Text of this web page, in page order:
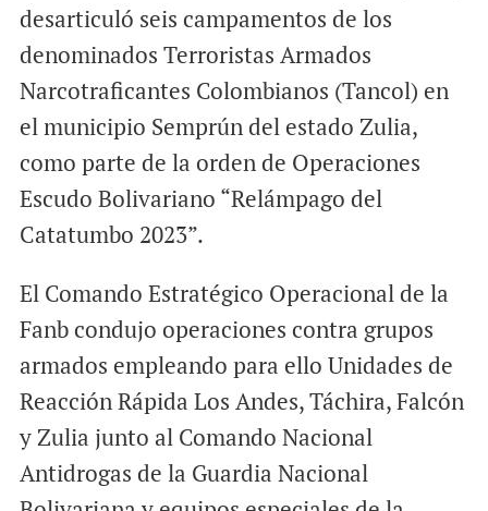
desarticuló seis campamentos de los
denominados Terroristas Armados
Narcotraficantes Colombianos (Tancol) en
el municipio Semprún del estado Zulia,
como parte de la orden de Operaciones
Escudo Bolivariano “Relámpago del
Catatumbo 2023”.
El Comando Estratégico Operacional de la
Fanb condujo operaciones contra grupos
armados empleando para ello Unidades de
Reacción Rápida Los Andes, Táchira, Falcón
y Zulia junto al Comando Nacional
Antidrogas de la Guardia Nacional